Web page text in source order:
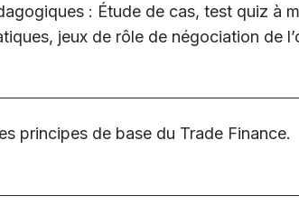
: Étude de cas, test quiz à
jeux de rôle de négociation de
principes de base du Trade Finance.